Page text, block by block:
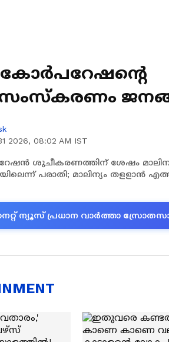
2026, 08:02 AM IST
ശുചീകരണത്തിന് ശേഷം
പരാതി; മാലിന്യം തളളാൻ
ന്യൂസ് പ്രധാന വാർത്താ